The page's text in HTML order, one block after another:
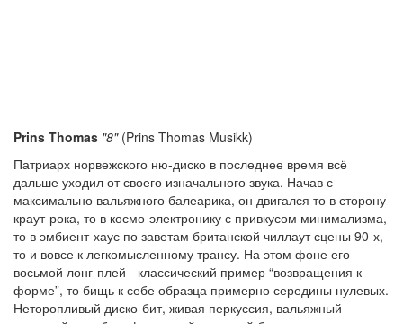
Prins Thomas "8"(Prins Thomas Musikk)
Патриарх норвежского ню-диско в последнее время всё
дальше уходил от своего изначального звука. Начав с
максимально вальяжного балеарика, он двигался то в сторону
краут-рока, то в космо-электронику с привкусом минимализма,
то в эмбиент-хаус по заветам британской чиллаут сцены 90-х,
то и вовсе к легкомысленному трансу. На этом фоне его
восьмой лонг-плей - классический пример “возвращения к
форме”, то бищь к себе образца примерно середины нулевых.
Неторопливый диско-бит, живая перкуссия, вальяжный